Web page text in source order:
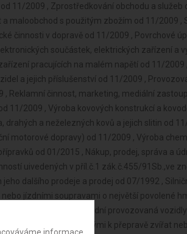
11/2009 , Zprostředkování obchodu a služeb
maloobchod s použitým zbožím od 11/2009 ,
činnosti v dopravě od 11/2009 , Povrchové
součástek, elektrických zařízení a
pracujících na malém napětí od 11/2009
a jejich příslušenství od 11/2009 ,
, Reklamní činnost, marketing, mediální
11/2009 , Výroba kovových konstrukcí a
drahých a neželezných kovů a jejich slitin od
motorové dopravy) od 11/2009 , Výroba
od 01/2015 , Nákup, prodej, správa a
uivedených v příl.č.1 zák.č.455/91Sb.,ve
dalšího prodeje a prodej od 07/1992 ,
jízdními soupravami o největší povolené
a nákladní mezinárodní provozovaná
2,5 tuny určenými k přepravě zvířat